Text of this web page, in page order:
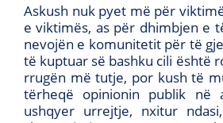
Askush nuk pyet më për
e viktimës, as për dhimbjen e
nevojën e komunitetit për të
të kuptuar së bashku cili është
rrugën më tutje, por kush të
tërheqë opinionin publik në
ushqyer urrejtje, nxitur